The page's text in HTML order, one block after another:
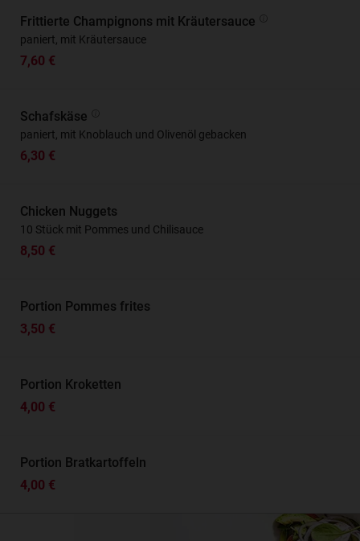
Frittierte Champignons mit Kräutersauce
paniert, mit Kräutersauce
7,60 €
Schafskäse
paniert, mit Knoblauch und Olivenöl gebacken
6,30 €
Chicken Nuggets
10 Stück mit Pommes und Chilisauce
8,50 €
Portion Pommes frites
3,50 €
Portion Kroketten
4,00 €
Portion Bratkartoffeln
4,00 €